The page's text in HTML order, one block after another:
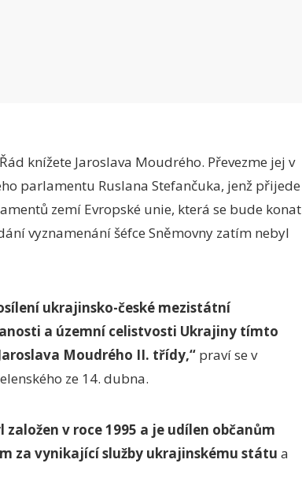
knížete Jaroslava Moudrého. Převezme jej v
parlamentu Ruslana Stefančuka, jenž přijede
zemí Evropské unie, která se bude konat
vyznamenání šéfce Sněmovny zatím nebyl
ukrajinsko-české mezistátní
a územní celistvosti Ukrajiny tímto
Moudrého II. třídy,“ praví se v
ze 14. dubna.
v roce 1995 a je udílen občanům
za vynikající služby ukrajinskému státu a